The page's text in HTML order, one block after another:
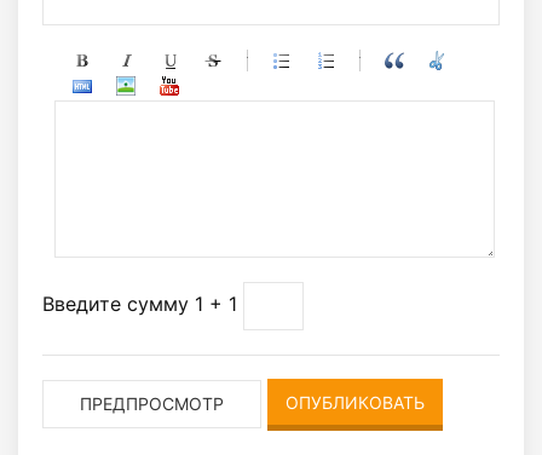
-
-
-
-
-
-
-
-
Введите сумму 1 + 1